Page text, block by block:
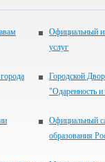
Официальный
услуг
Городской
"Одаренность и
Официальный
образования